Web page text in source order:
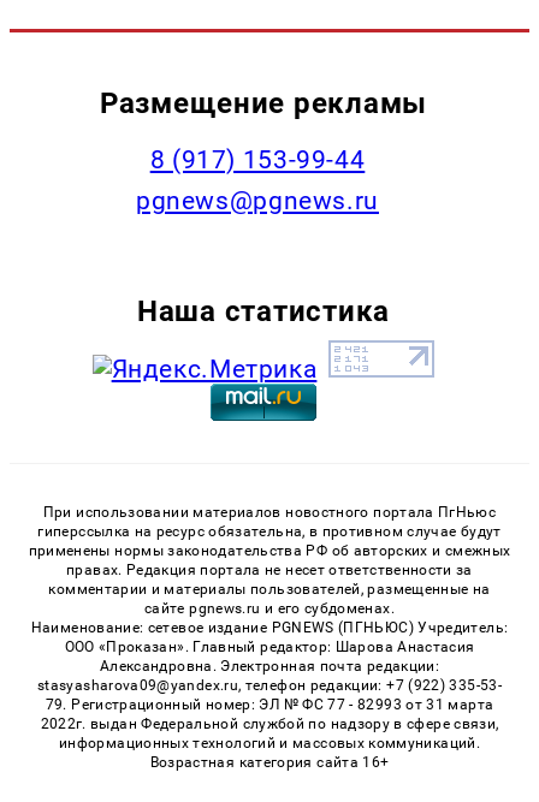
Размещение рекламы
‭8 (917) 153-99-44
pgnews@pgnews.ru
Наша статистика
При использовании материалов новостного портала ПгНьюс
гиперссылка на ресурс обязательна, в противном случае будут
применены нормы законодательства РФ об авторских и смежных
правах. Редакция портала не несет ответственности за
комментарии и материалы пользователей, размещенные на
сайте pgnews.ru и его субдоменах.
Наименование: сетевое издание PGNEWS (ПГНЬЮС) Учредитель:
ООО «Проказан». Главный редактор: Шарова Анастасия
Александровна. Электронная почта редакции:
stasyasharova09@yandex.ru, телефон редакции: +7 (922) 335-53-
79. Регистрационный номер: ЭЛ № ФС 77 - 82993 от 31 марта
2022г. выдан Федеральной службой по надзору в сфере связи,
информационных технологий и массовых коммуникаций.
Возрастная категория сайта 16+